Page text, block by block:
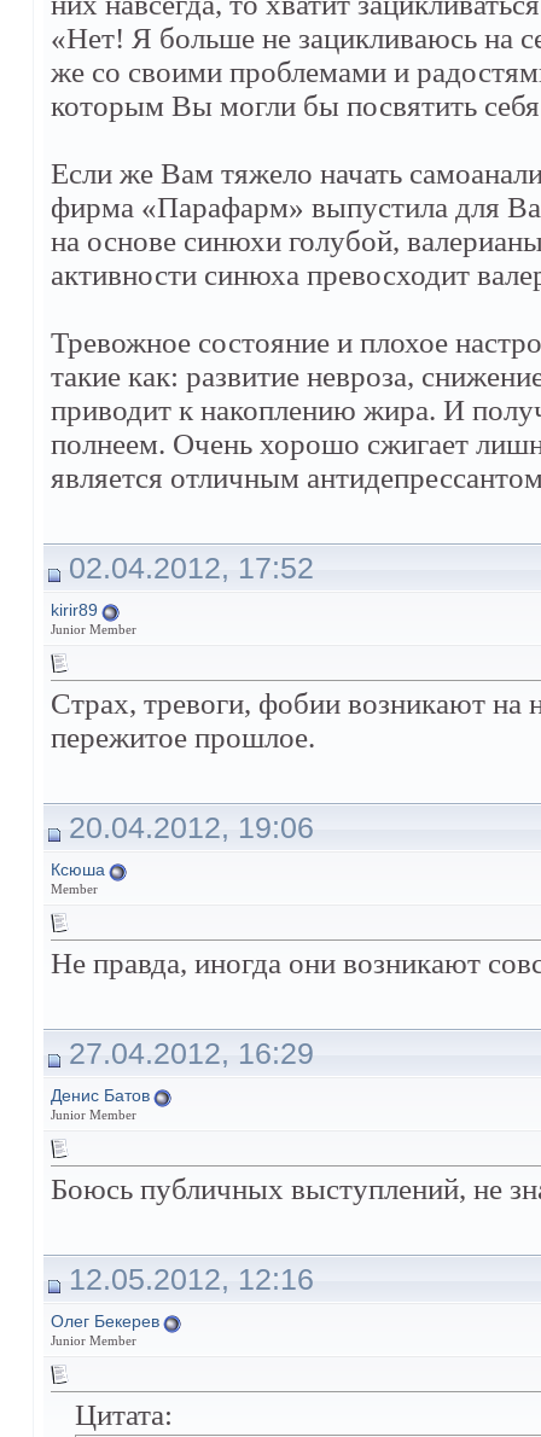
«Нет! Я больше не зацикливаюсь на
же со своими проблемами и
которым Вы могли бы посвятить
Если же Вам тяжело начать
фирма «Парафарм» выпустила для
на основе синюхи голубой,
активности синюха превосходит
Тревожное состояние и плохое
такие как: развитие невроза,
приводит к накоплению жира. И
полнеем. Очень хорошо сжигает
является отличным
02.04.2012, 17:52
kirir89
Junior Member
Страх, тревоги, фобии возникают на
пережитое прошлое.
20.04.2012, 19:06
Ксюша
Member
Не правда, иногда они возникают
27.04.2012, 16:29
Денис Батов
Junior Member
Боюсь публичных выступлений, не
12.05.2012, 12:16
Олег Бекерев
Junior Member
Цитата: